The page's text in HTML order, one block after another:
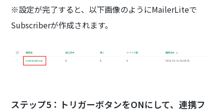
※設定が完了すると、以下画像のようにMailerLiteで
Subscriberが作成されます。
ステップ5：トリガーボタンをONにして、連携フ